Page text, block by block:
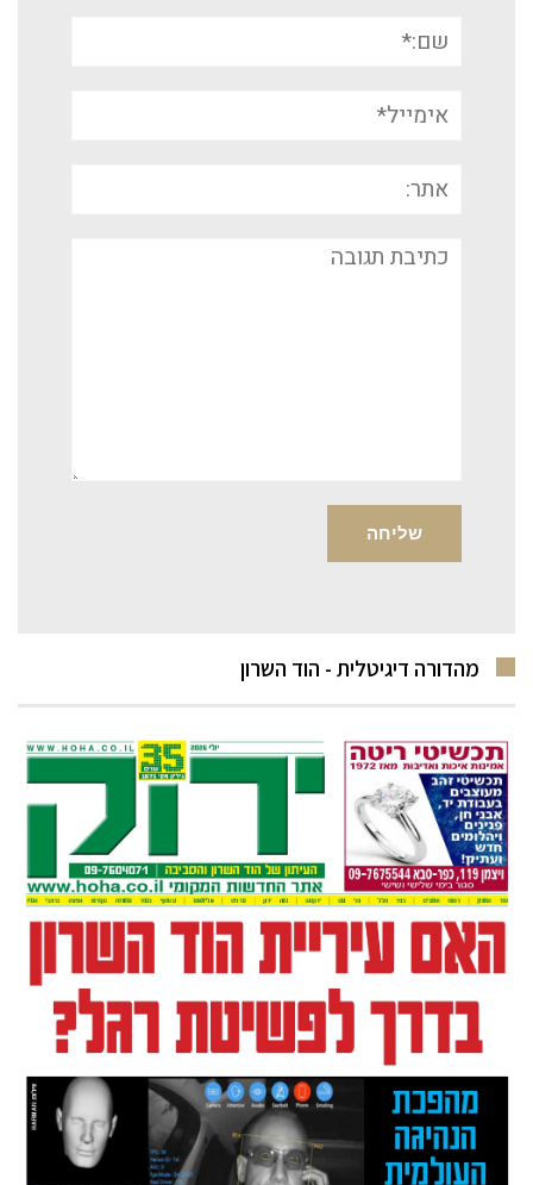
אימייל*
תגובה
מהדורה דיגיטלית - הוד השרון